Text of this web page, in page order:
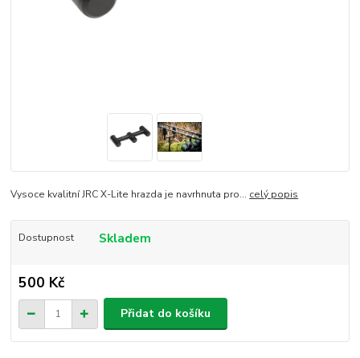
Vysoce kvalitní JRC X-Lite hrazda je navrhnuta pro... celý popis
Dostupnost Skladem
500 Kč
Přidat do košíku